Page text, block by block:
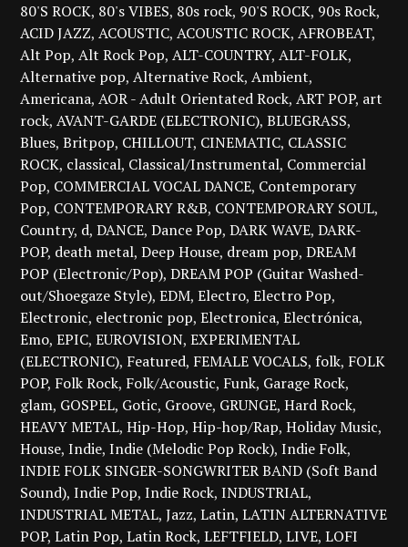
80'S ROCK 80's VIBES 80s rock 90'S ROCK 90s Rock
ACID JAZZ ACOUSTIC ACOUSTIC ROCK AFROBEAT
Alt Pop Alt Rock Pop ALT-COUNTRY ALT-FOLK
Alternative pop Alternative Rock Ambient
Americana AOR - Adult Orientated Rock ART POP art
rock AVANT-GARDE (ELECTRONIC) BLUEGRASS
Blues Britpop CHILLOUT CINEMATIC CLASSIC
ROCK classical Classical/Instrumental Commercial
Pop COMMERCIAL VOCAL DANCE Contemporary
Pop CONTEMPORARY R&B CONTEMPORARY SOUL
Country d DANCE Dance Pop DARK WAVE DARK-
POP death metal Deep House dream pop DREAM
POP (Electronic/Pop) DREAM POP (Guitar Washed-
out/Shoegaze Style) EDM Electro Electro Pop
Electronic electronic pop Electronica Electrónica
Emo EPIC EUROVISION EXPERIMENTAL
(ELECTRONIC) Featured FEMALE VOCALS folk FOLK
POP Folk Rock Folk/Acoustic Funk Garage Rock
glam GOSPEL Gotic Groove GRUNGE Hard Rock
HEAVY METAL Hip-Hop Hip-hop/Rap Holiday Music
House Indie Indie (Melodic Pop Rock) Indie Folk
INDIE FOLK SINGER-SONGWRITER BAND (Soft Band
Sound) Indie Pop Indie Rock INDUSTRIAL
INDUSTRIAL METAL Jazz Latin LATIN ALTERNATIVE
POP Latin Pop Latin Rock LEFTFIELD LIVE LOFI